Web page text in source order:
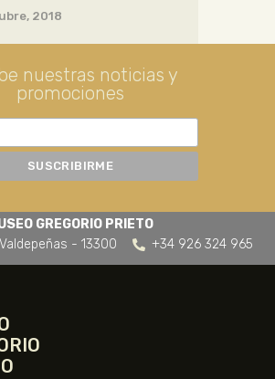
DE DIBUJO
2018
nuestras noticias y
promociones
GREGORIO PRIETO
- 13300
+34 926 324 965